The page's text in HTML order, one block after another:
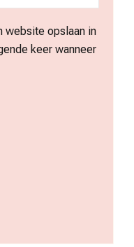
website opslaan in
keer wanneer